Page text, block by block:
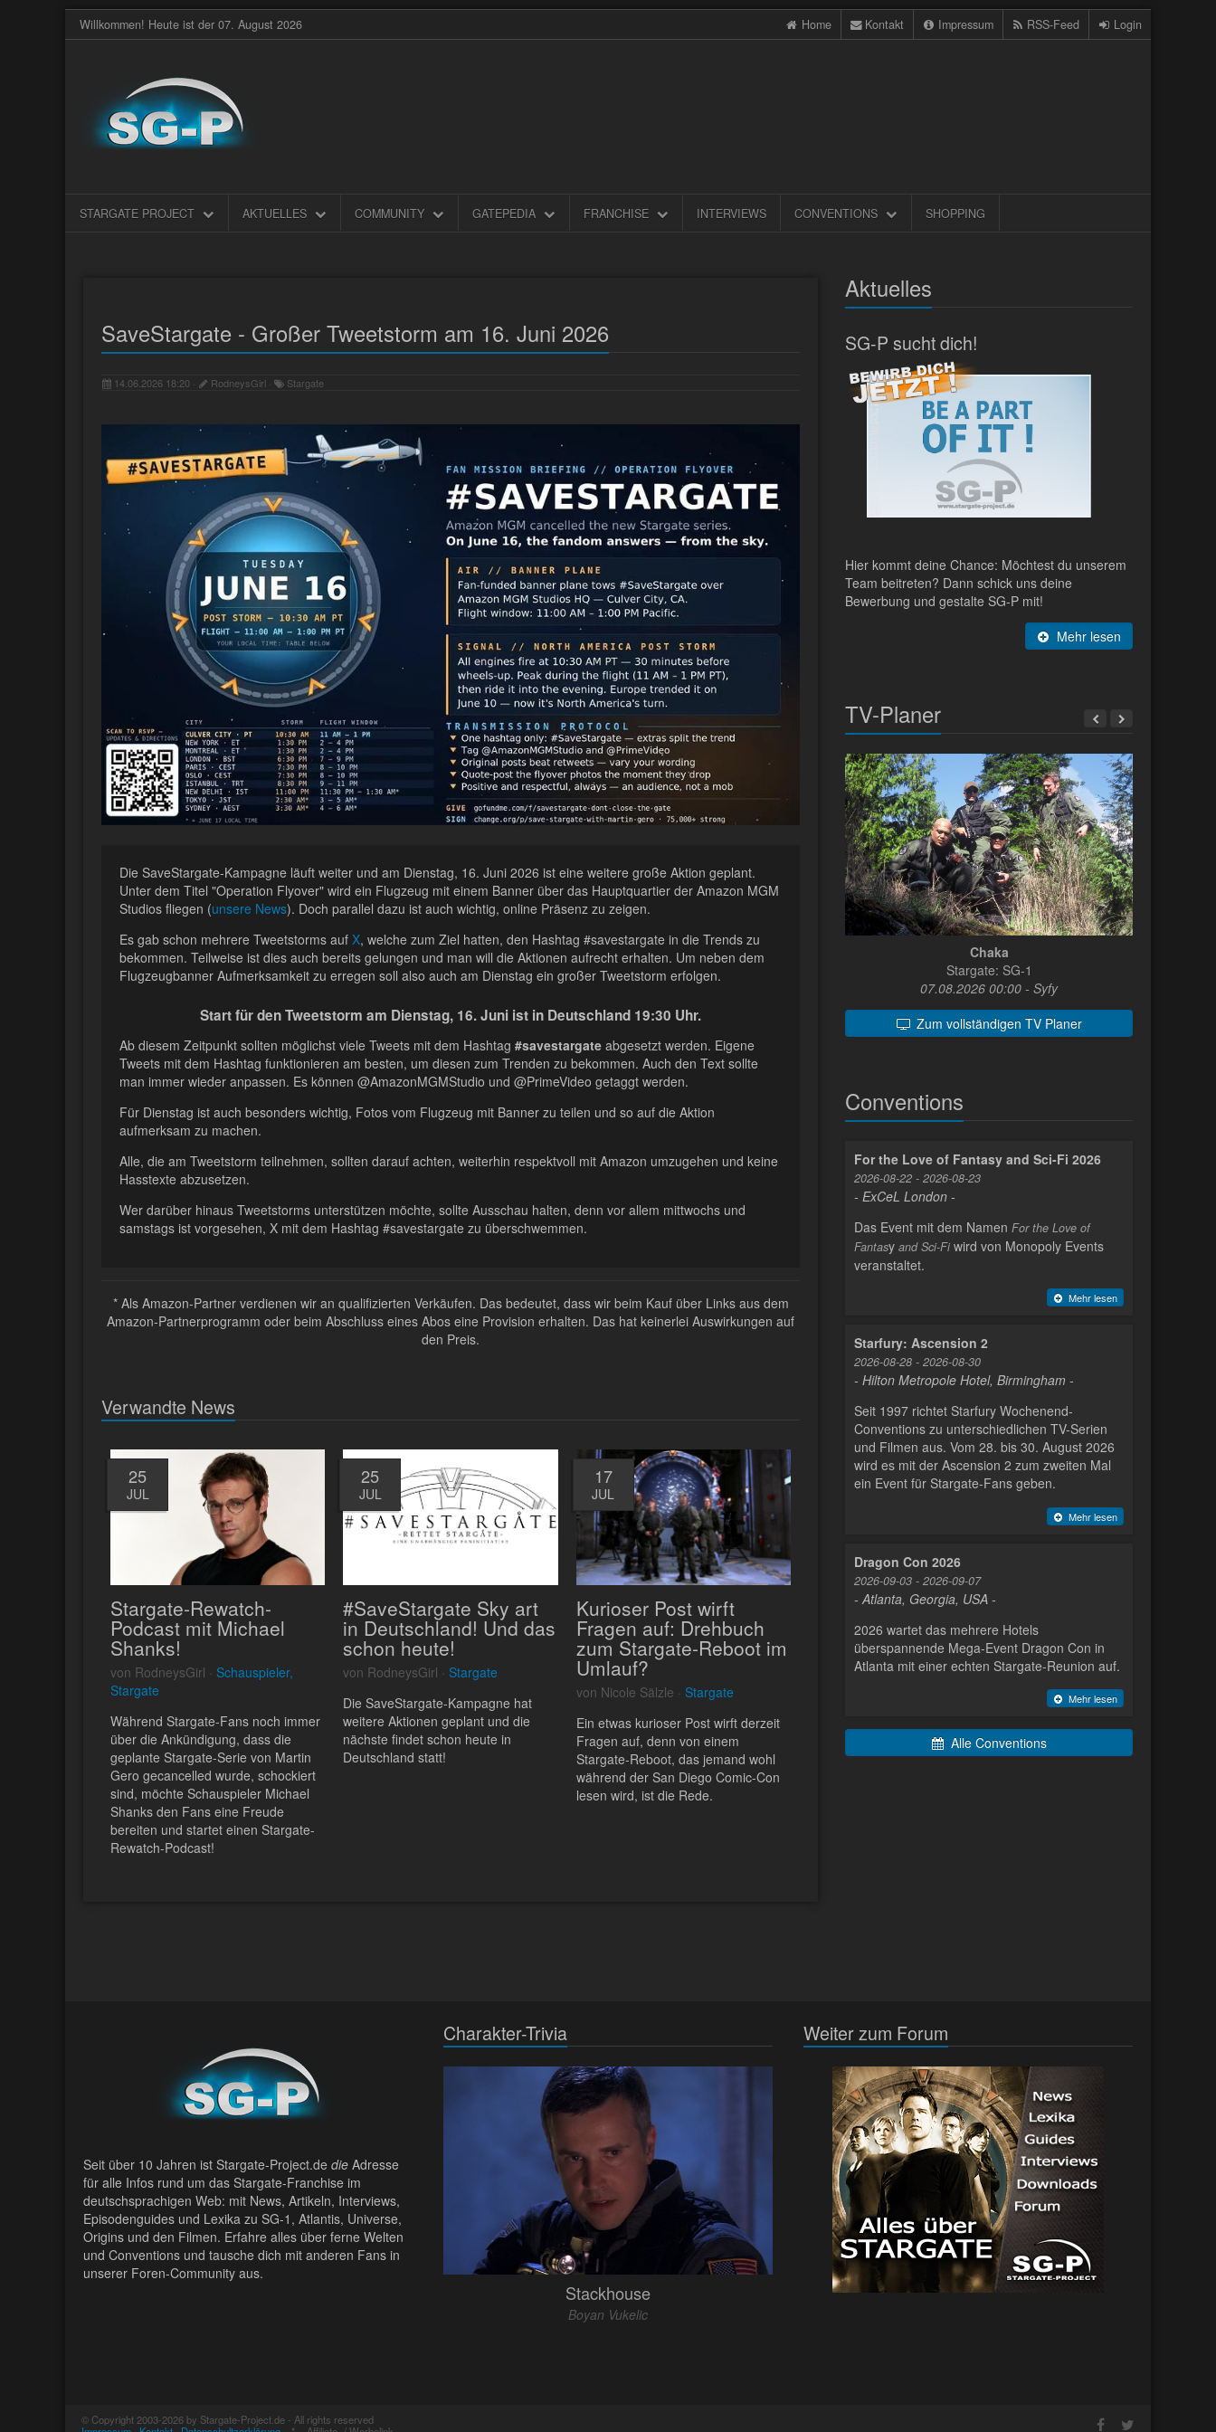
Willkommen! Heute ist der 07. August 2026 Home Kontakt Impressum RSS-Feed Login
STARGATE PROJECT AKTUELLES COMMUNITY GATEPEDIA FRANCHISE INTERVIEWS CONVENTIONS SHOPPING
SaveStargate - Großer Tweetstorm am 16. Juni 2026
14.06.2026 18:20 · RodneysGirl · Stargate
Die SaveStargate-Kampagne läuft weiter und am Dienstag, 16. Juni 2026 ist eine weitere große Aktion geplant.
Unter dem Titel "Operation Flyover" wird ein Flugzeug mit einem Banner über das Hauptquartier der Amazon MGM
Studios fliegen (unsere News). Doch parallel dazu ist auch wichtig, online Präsenz zu zeigen.
Es gab schon mehrere Tweetstorms auf X, welche zum Ziel hatten, den Hashtag #savestargate in die Trends zu
bekommen. Teilweise ist dies auch bereits gelungen und man will die Aktionen aufrecht erhalten. Um neben dem
Flugzeugbanner Aufmerksamkeit zu erregen soll also auch am Dienstag ein großer Tweetstorm erfolgen.
Start für den Tweetstorm am Dienstag, 16. Juni ist in Deutschland 19:30 Uhr.
Ab diesem Zeitpunkt sollten möglichst viele Tweets mit dem Hashtag #savestargate abgesetzt werden. Eigene
Tweets mit dem Hashtag funktionieren am besten, um diesen zum Trenden zu bekommen. Auch den Text sollte
man immer wieder anpassen. Es können @AmazonMGMStudio und @PrimeVideo getaggt werden.
Für Dienstag ist auch besonders wichtig, Fotos vom Flugzeug mit Banner zu teilen und so auf die Aktion
aufmerksam zu machen.
Alle, die am Tweetstorm teilnehmen, sollten darauf achten, weiterhin respektvoll mit Amazon umzugehen und keine
Hasstexte abzusetzen.
Wer darüber hinaus Tweetstorms unterstützen möchte, sollte Ausschau halten, denn vor allem mittwochs und
samstags ist vorgesehen, X mit dem Hashtag #savestargate zu überschwemmen.
* Als Amazon-Partner verdienen wir an qualifizierten Verkäufen. Das bedeutet, dass wir beim Kauf über Links aus dem
Amazon-Partnerprogramm oder beim Abschluss eines Abos eine Provision erhalten. Das hat keinerlei Auswirkungen auf
den Preis.
Verwandte News
25
JUL
Stargate-Rewatch-
Podcast mit Michael
Shanks!
von RodneysGirl · Schauspieler,
Stargate
Während Stargate-Fans noch immer
über die Ankündigung, dass die
geplante Stargate-Serie von Martin
Gero gecancelled wurde, schockiert
sind, möchte Schauspieler Michael
Shanks den Fans eine Freude
bereiten und startet einen Stargate-
Rewatch-Podcast!
25
JUL
#SaveStargate Sky art
in Deutschland! Und das
schon heute!
von RodneysGirl · Stargate
Die SaveStargate-Kampagne hat
weitere Aktionen geplant und die
nächste findet schon heute in
Deutschland statt!
17
JUL
Kurioser Post wirft
Fragen auf: Drehbuch
zum Stargate-Reboot im
Umlauf?
von Nicole Sälzle · Stargate
Ein etwas kurioser Post wirft derzeit
Fragen auf, denn von einem
Stargate-Reboot, das jemand wohl
während der San Diego Comic-Con
lesen wird, ist die Rede.
Aktuelles
SG-P sucht dich!
Hier kommt deine Chance: Möchtest du unserem
Team beitreten? Dann schick uns deine
Bewerbung und gestalte SG-P mit!
Mehr lesen
TV-Planer
Chaka
Stargate: SG-1
07.08.2026 00:00 - Syfy
Zum vollständigen TV Planer
Conventions
For the Love of Fantasy and Sci-Fi 2026
2026-08-22 - 2026-08-23
- ExCeL London -
Das Event mit dem Namen For the Love of
Fantasy and Sci-Fi wird von Monopoly Events
veranstaltet.
Mehr lesen
Starfury: Ascension 2
2026-08-28 - 2026-08-30
- Hilton Metropole Hotel, Birmingham -
Seit 1997 richtet Starfury Wochenend-
Conventions zu unterschiedlichen TV-Serien
und Filmen aus. Vom 28. bis 30. August 2026
wird es mit der Ascension 2 zum zweiten Mal
ein Event für Stargate-Fans geben.
Mehr lesen
Dragon Con 2026
2026-09-03 - 2026-09-07
- Atlanta, Georgia, USA -
2026 wartet das mehrere Hotels
überspannende Mega-Event Dragon Con in
Atlanta mit einer echten Stargate-Reunion auf.
Mehr lesen
Alle Conventions
Seit über 10 Jahren ist Stargate-Project.de die Adresse
für alle Infos rund um das Stargate-Franchise im
deutschsprachigen Web: mit News, Artikeln, Interviews,
Episodenguides und Lexika zu SG-1, Atlantis, Universe,
Origins und den Filmen. Erfahre alles über ferne Welten
und Conventions und tausche dich mit anderen Fans in
unserer Foren-Community aus.
Charakter-Trivia
Stackhouse
Boyan Vukelic
Weiter zum Forum
© Copyright 2003-2026 by Stargate-Project.de - All rights reserved